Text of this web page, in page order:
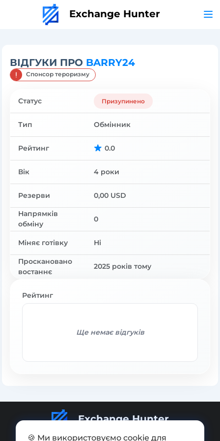
Exchange Hunter
ВІДГУКИ ПРО BARRY24
Спонсор тероризму
Статус Призупинено
Тип Обмінник
Рейтинг 0.0
Вік 4 роки
Резерви 0,00 USD
Напрямків
обміну
0
Міняє готівку Ні
Проскановано
востаннє
2025 років тому
Рейтинг
Ще немає відгуків
Exchange Hunter
🍪 Ми використовуємо cookie для